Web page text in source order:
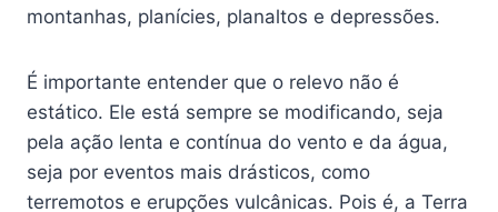
montanhas, planícies, planaltos e depressões.
É importante entender que o relevo não é
estático. Ele está sempre se modificando, seja
pela ação lenta e contínua do vento e da água,
seja por eventos mais drásticos, como
terremotos e erupções vulcânicas. Pois é, a Terra